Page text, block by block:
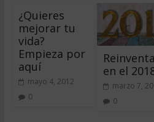
¿Quieres
mejorar tu
vida?
Empieza por
aquí
mayo 4, 2012
0
en el
marzo 7,
0